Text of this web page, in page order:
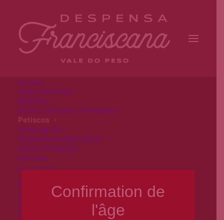
Boutique
Ginja com Elas
Bebidas
Doces, Snacks e Temperos
Petiscos
Artes de Cá
Cosmética e Bem Estar
Outros Produtos
Sobre Nós
Dicas daSu
Receitas
Gastronomia
Experiências
Alojamento
Confirmation de
l'âge